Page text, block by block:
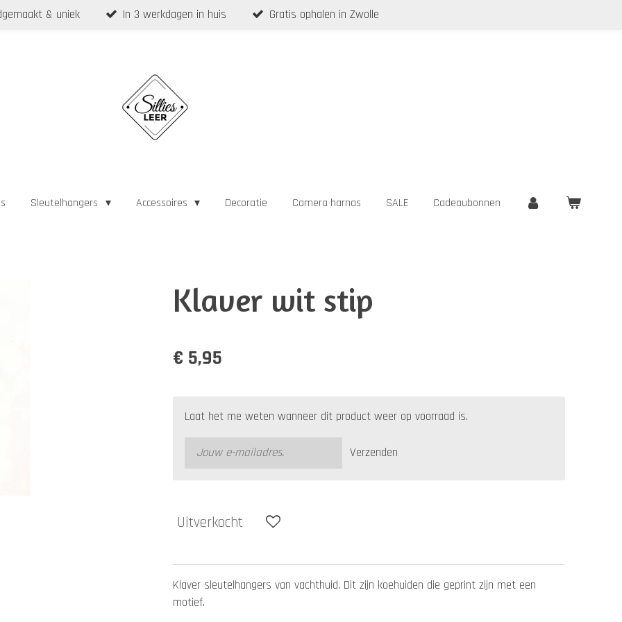
& uniek In 3 werkdagen in huis Gratis ophalen in Zwolle
Sleutelhangers Accessoires Decoratie Camera harnas SALE Cadeaubonnen
Klaver wit stip
€ 5,95
Laat het me weten wanneer dit product weer op voorraad is.
Verzenden
Uitverkocht
Klaver sleutelhangers van vachthuid. Dit zijn koehuiden die geprint zijn met een
motief.